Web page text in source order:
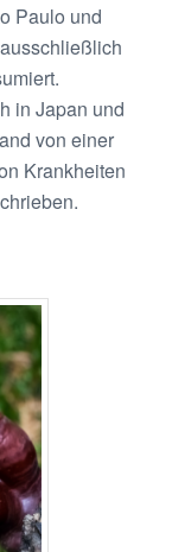
Paulo und
in Japan und
von einer
Krankheiten